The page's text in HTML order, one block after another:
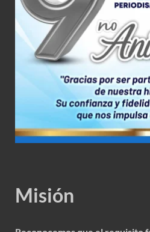
Misión